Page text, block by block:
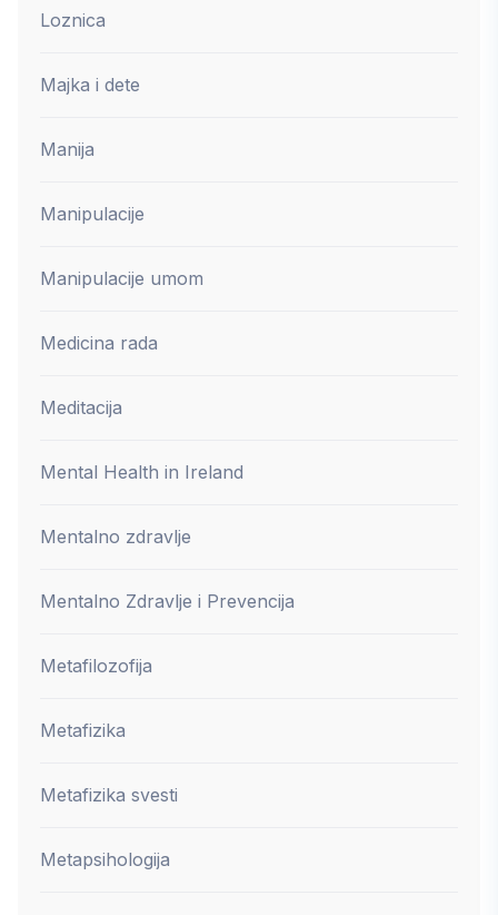
Loznica
Majka i dete
Manija
Manipulacije
Manipulacije umom
Medicina rada
Meditacija
Mental Health in Ireland
Mentalno zdravlje
Mentalno Zdravlje i Prevencija
Metafilozofija
Metafizika
Metafizika svesti
Metapsihologija